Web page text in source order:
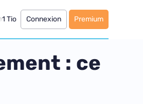
1 Tio Connexion Premium
: ce